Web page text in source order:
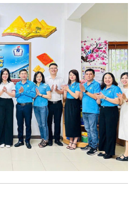
chức Lễ ra mắt Mô hình